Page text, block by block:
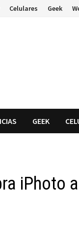
Celulares Geek
GEEK
iPhoto